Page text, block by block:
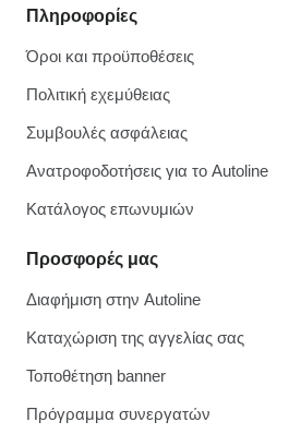
Πληροφορίες
Όροι και προϋποθέσεις
Πολιτική εχεμύθειας
Συμβουλές ασφάλειας
Ανατροφοδοτήσεις για το Autoline
Κατάλογος επωνυμιών
Προσφορές μας
Διαφήμιση στην Autoline
Καταχώριση της αγγελίας σας
Τοποθέτηση banner
Πρόγραμμα συνεργατών